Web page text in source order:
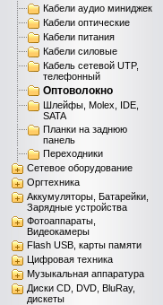
Кабели аудио миниджек
Кабели оптические
Кабели питания
Кабели силовые
Кабель сетевой UTP,
телефонный
Оптоволокно
Шлейфы, Molex, IDE,
SATA
Планки на заднюю
панель
Переходники
Сетевое оборудование
Оргтехника
Аккумуляторы, Батарейки,
Зарядные устройства
Фотоаппараты,
Видеокамеры
Flash USB, карты памяти
Цифровая техника
Музыкальная аппаратура
Диски CD, DVD, BluRay,
дискеты